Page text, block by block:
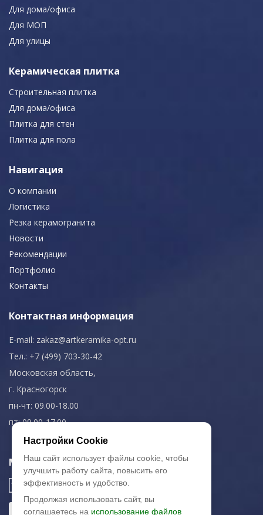
Для дома/офиса
Для МОП
Для улицы
Керамическая плитка
Строительная плитка
Для дома/офиса
Плитка для стен
Плитка для пола
Навигация
О компании
Логистика
Резка керамогранита
Новости
Рекомендации
Портфолио
Контакты
Контактная информация
E-mail: zakaz@artkeramika-opt.ru
Тел.: +7 (499) 703-30-42
Московская область,
г. Красногорск
пн-чт: 09.00-18.00
пт: 09.00-17.00
Мы в соц. сетях
Настройки Cookie
Наш сайт использует файлы cookie, чтобы
улучшить работу сайта, повысить его
эффективность и удобство.
Продолжая использовать сайт, вы
соглашаетесь на использование файлов